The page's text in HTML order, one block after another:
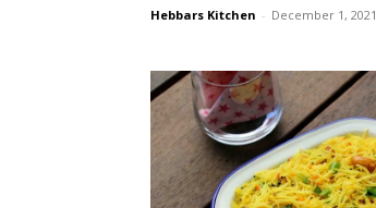
Hebbars Kitchen - December 1, 2021